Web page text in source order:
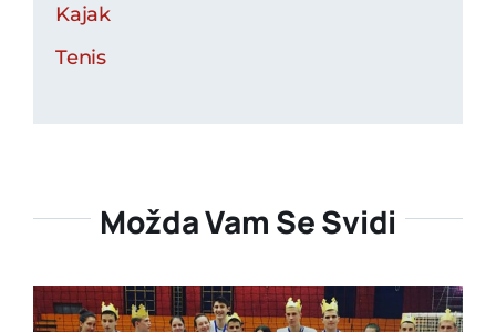
Kajak
Tenis
Možda Vam Se Svidi